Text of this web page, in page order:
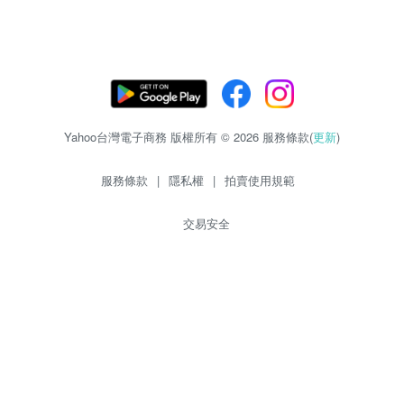
Yahoo台灣電子商務 版權所有 © 2026 服務條款(更新)
服務條款 | 隱私權 | 拍賣使用規範
交易安全